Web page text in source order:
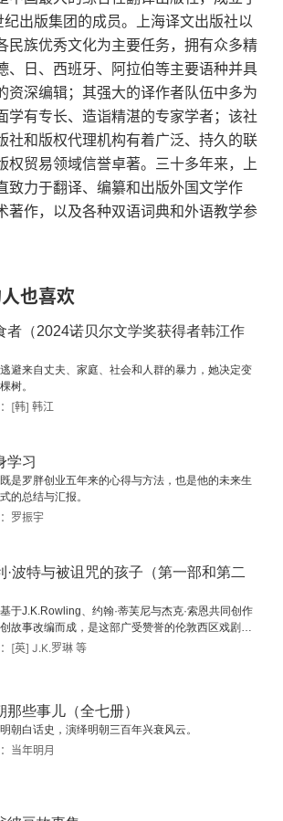
纪出版集团的成员。上海译文出版社以
民族优秀文化为主要任务，拥有众多精
、日、西班牙、阿拉伯等主要语种并具
资深编辑；其强大的译作者队伍中多为
学有专长、造诣精湛的专家学者；该社
社和版权代理机构有着广泛、持久的联
权贸易领域信誉卓著。三十多年来，上
致力于翻译、编纂和出版外国文学作
著作，以及各种双语词典和外语教学参
也喜欢
者（2024诺贝尔文学奖获得者韩江作
避来自丈夫、家庭、社会和人群的暴力，她决定变
树。
[韩] 韩江
学习
是罗胖创业五年来的心得与方法，也是他的未来生
的总结与汇报。
罗振宇
·波特与被诅咒的孩子（第一部和第二
于J.K.Rowling、约翰·蒂芙尼与杰克·索恩共同创作
故事改编而成，是这部广受赞誉的伦敦西区戏剧作
版本包含原故事的最终版对话和舞台指
[英] J.K.罗琳 等
那些事儿（全七册）
朝白话史，演绎明朝三百年兴衰风云。
当年明月